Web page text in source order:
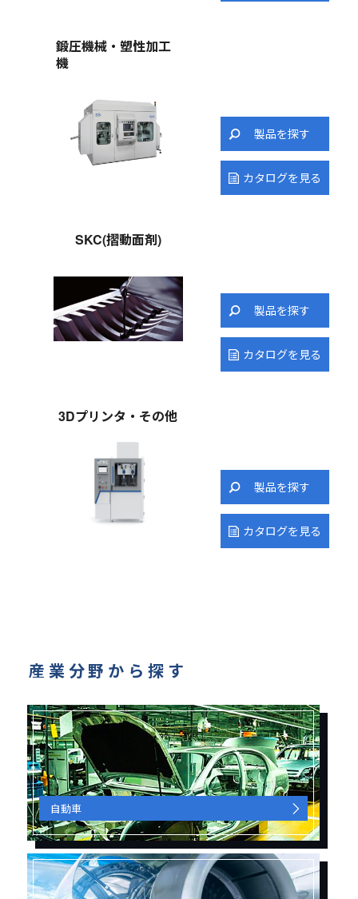
鍛圧機械・塑性加工
機
製品を探す
カタログを見る
SKC(摺動面剤)
製品を探す
カタログを見る
3Dプリンタ・その他
製品を探す
カタログを見る
産業分野から探す
自動車